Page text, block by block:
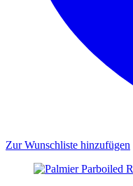
Zur Wunschliste hinzufügen